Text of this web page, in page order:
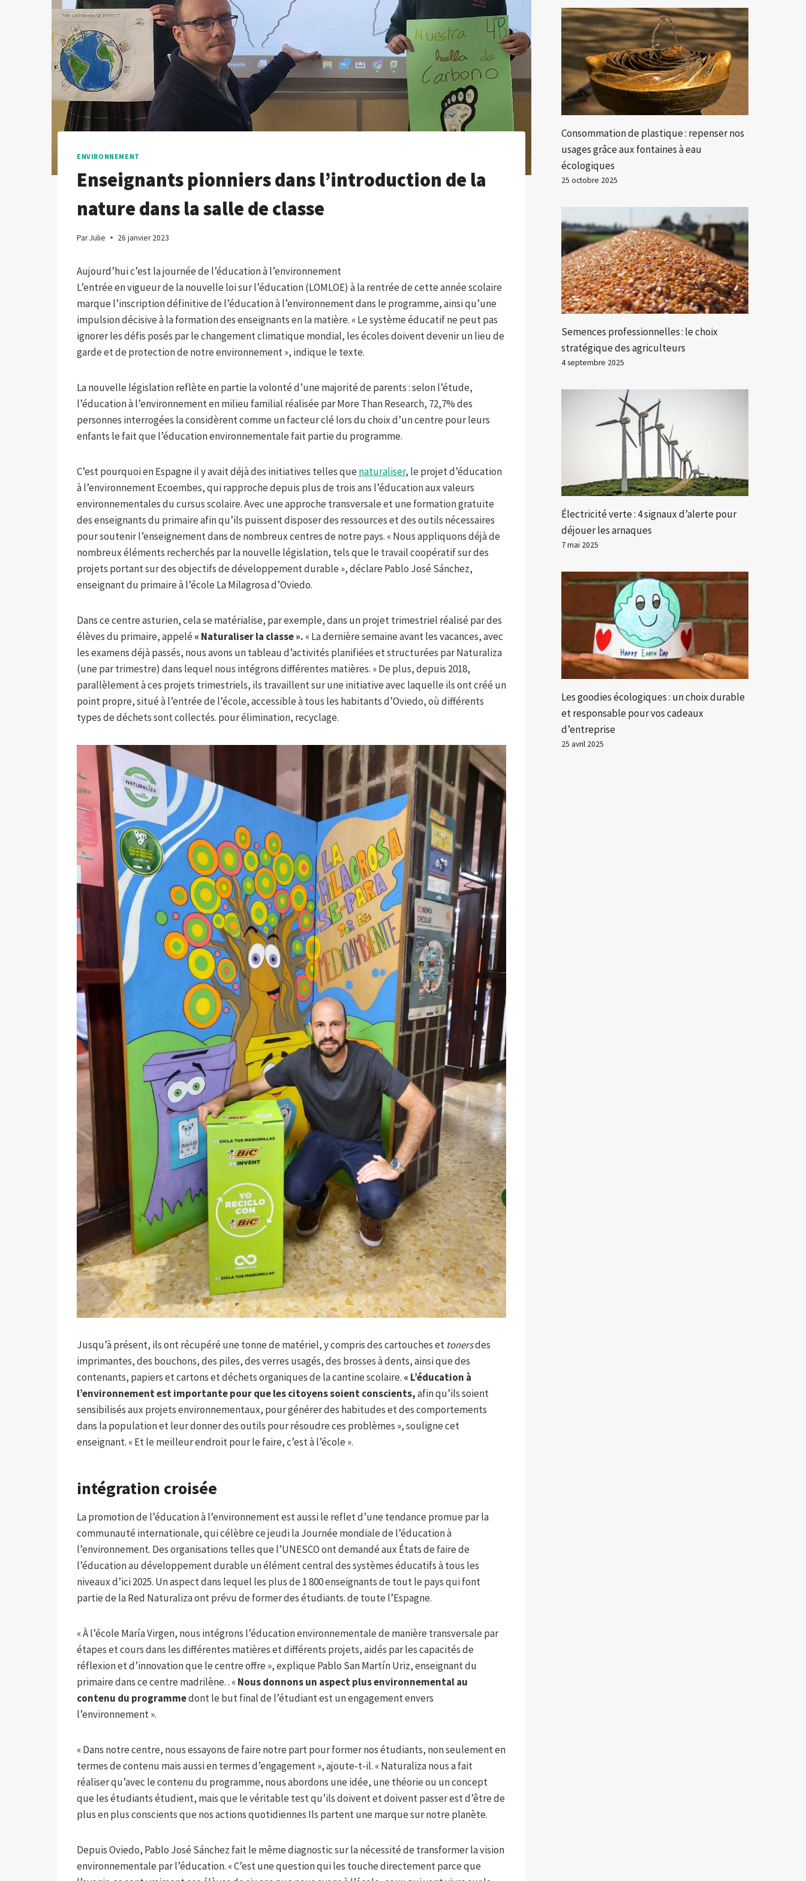
ENVIRONNEMENT
Enseignants pionniers dans l’introduction de la
nature dans la salle de classe
ParJulie 26 janvier 2023
Aujourd’hui c’est la journée de l’éducation à l’environnement
L’entrée en vigueur de la nouvelle loi sur l’éducation (LOMLOE) à la rentrée de cette année scolaire
marque l’inscription définitive de l’éducation à l’environnement dans le programme, ainsi qu’une
impulsion décisive à la formation des enseignants en la matière. « Le système éducatif ne peut pas
ignorer les défis posés par le changement climatique mondial, les écoles doivent devenir un lieu de
garde et de protection de notre environnement », indique le texte.
La nouvelle législation reflète en partie la volonté d’une majorité de parents : selon l’étude,
l’éducation à l’environnement en milieu familial réalisée par More Than Research, 72,7% des
personnes interrogées la considèrent comme un facteur clé lors du choix d’un centre pour leurs
enfants le fait que l’éducation environnementale fait partie du programme.
C’est pourquoi en Espagne il y avait déjà des initiatives telles que naturaliser, le projet d’éducation
à l’environnement Ecoembes, qui rapproche depuis plus de trois ans l’éducation aux valeurs
environnementales du cursus scolaire. Avec une approche transversale et une formation gratuite
des enseignants du primaire afin qu’ils puissent disposer des ressources et des outils nécessaires
pour soutenir l’enseignement dans de nombreux centres de notre pays. « Nous appliquons déjà de
nombreux éléments recherchés par la nouvelle législation, tels que le travail coopératif sur des
projets portant sur des objectifs de développement durable », déclare Pablo José Sánchez,
enseignant du primaire à l’école La Milagrosa d’Oviedo.
Dans ce centre asturien, cela se matérialise, par exemple, dans un projet trimestriel réalisé par des
élèves du primaire, appelé « Naturaliser la classe ». « La dernière semaine avant les vacances, avec
les examens déjà passés, nous avons un tableau d’activités planifiées et structurées par Naturaliza
(une par trimestre) dans lequel nous intégrons différentes matières. » De plus, depuis 2018,
parallèlement à ces projets trimestriels, ils travaillent sur une initiative avec laquelle ils ont créé un
point propre, situé à l’entrée de l’école, accessible à tous les habitants d’Oviedo, où différents
types de déchets sont collectés. pour élimination, recyclage.
Jusqu’à présent, ils ont récupéré une tonne de matériel, y compris des cartouches et tonersdes
imprimantes, des bouchons, des piles, des verres usagés, des brosses à dents, ainsi que des
contenants, papiers et cartons et déchets organiques de la cantine scolaire. « L’éducation à
l’environnement est importante pour que les citoyens soient conscients,afin qu’ils soient
sensibilisés aux projets environnementaux, pour générer des habitudes et des comportements
dans la population et leur donner des outils pour résoudre ces problèmes », souligne cet
enseignant. « Et le meilleur endroit pour le faire, c’est à l’école ».
intégration croisée
La promotion de l’éducation à l’environnement est aussi le reflet d’une tendance promue par la
communauté internationale, qui célèbre ce jeudi la Journée mondiale de l’éducation à
l’environnement. Des organisations telles que l’UNESCO ont demandé aux États de faire de
l’éducation au développement durable un élément central des systèmes éducatifs à tous les
niveaux d’ici 2025. Un aspect dans lequel les plus de 1 800 enseignants de tout le pays qui font
partie de la Red Naturaliza ont prévu de former des étudiants. de toute l’Espagne.
« À l’école María Virgen, nous intégrons l’éducation environnementale de manière transversale par
étapes et cours dans les différentes matières et différents projets, aidés par les capacités de
réflexion et d’innovation que le centre offre », explique Pablo San Martín Uriz, enseignant du
primaire dans ce centre madrilène. . «Nous donnons un aspect plus environnemental au
contenu du programmedont le but final de l’étudiant est un engagement envers
l’environnement ».
« Dans notre centre, nous essayons de faire notre part pour former nos étudiants, non seulement en
termes de contenu mais aussi en termes d’engagement », ajoute-t-il. « Naturaliza nous a fait
réaliser qu’avec le contenu du programme, nous abordons une idée, une théorie ou un concept
que les étudiants étudient, mais que le véritable test qu’ils doivent et doivent passer est d’être de
plus en plus conscients que nos actions quotidiennes Ils partent une marque sur notre planète.
Depuis Oviedo, Pablo José Sánchez fait le même diagnostic sur la nécessité de transformer la vision
environnementale par l’éducation. « C’est une question qui les touche directement parce que
Consommation de plastique : repenser nos
usages grâce aux fontaines à eau
écologiques
25 octobre 2025
Semences professionnelles : le choix
stratégique des agriculteurs
4 septembre 2025
Électricité verte : 4 signaux d’alerte pour
déjouer les arnaques
7 mai 2025
Les goodies écologiques : un choix durable
et responsable pour vos cadeaux
d’entreprise
25 avril 2025